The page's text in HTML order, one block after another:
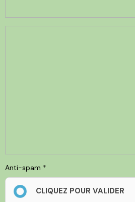
Anti-spam
CLIQUEZ POUR VALIDER